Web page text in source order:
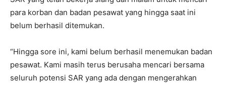
para korban dan badan pesawat yang hingga saat ini
belum berhasil ditemukan.
“Hingga sore ini, kami belum berhasil menemukan badan
pesawat. Kami masih terus berusaha mencari bersama
seluruh potensi SAR yang ada dengan mengerahkan